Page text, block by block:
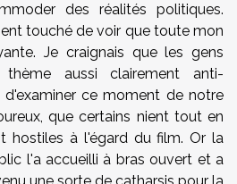
des réalités politiques.
touché de voir que toute mon
Je craignais que les gens
aussi clairement anti-
ce moment de notre
que certains nient tout en
hostiles à l'égard du film. Or la
l'a accueilli à bras ouvert et a